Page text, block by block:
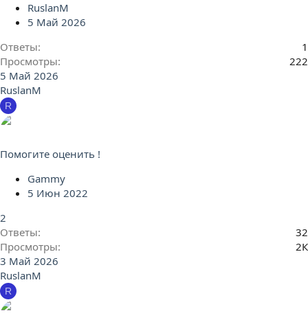
RuslanM
5 Май 2026
Ответы
1
Просмотры
222
5 Май 2026
RuslanM
R
Помогите оценить !
Gammy
5 Июн 2022
2
Ответы
32
Просмотры
2К
3 Май 2026
RuslanM
R